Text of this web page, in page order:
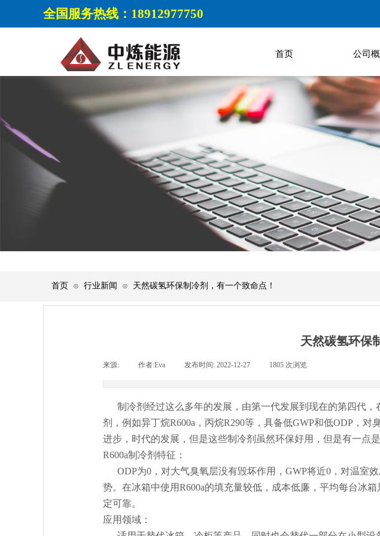
全国服务热线：18912977750
首页 公司
首页
⊙ 行业新闻 ⊙ 天然碳氢环保制冷剂，有一个致命点！
天然碳氢环保
来源: 作者:Eva 发布时间: 2022-12-27 1805 次浏览
制冷剂经过这么多年的发展，由第一代发展到现在的第四代，
剂，例如异丁烷R600a，丙烷R290等，具备低GWP和低ODP，
进步，时代的发展，但是这些制冷剂虽然环保好用，但是有一点
R600a制冷剂特征：
ODP为0，对大气臭氧层没有毁坏作用，GWP将近0，对温室
势。在冰箱中使用R600a的填充量较低，成本低廉，平均每台冰
定可靠。
应用领域：